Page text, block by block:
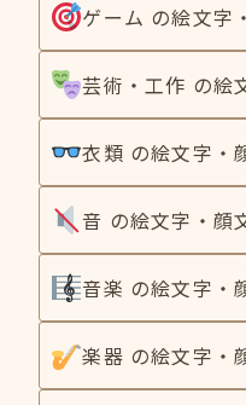
ゲーム の絵文字
芸術・工作 の絵
衣類 の絵文字・
音 の絵文字・顔
音楽 の絵文字・
楽器 の絵文字・